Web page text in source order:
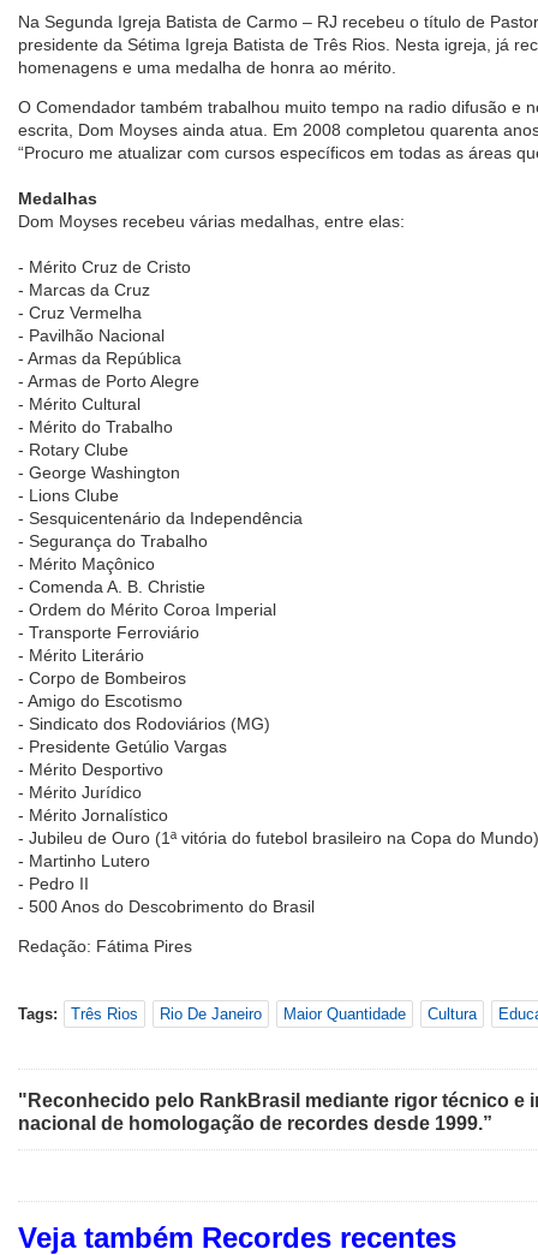
Na Segunda Igreja Batista de Carmo – RJ recebeu o título de
presidente da Sétima Igreja Batista de Três Rios. Nesta igreja, já
homenagens e uma medalha de honra ao mérito.
O Comendador também trabalhou muito tempo na radio difusão e
escrita, Dom Moyses ainda atua. Em 2008 completou quarenta
“Procuro me atualizar com cursos específicos em todas as áreas
Medalhas
Dom Moyses recebeu várias medalhas, entre elas:
- Mérito Cruz de Cristo
- Marcas da Cruz
- Cruz Vermelha
- Pavilhão Nacional
- Armas da República
- Armas de Porto Alegre
- Mérito Cultural
- Mérito do Trabalho
- Rotary Clube
- George Washington
- Lions Clube
- Sesquicentenário da Independência
- Segurança do Trabalho
- Mérito Maçônico
- Comenda A. B. Christie
- Ordem do Mérito Coroa Imperial
- Transporte Ferroviário
- Mérito Literário
- Corpo de Bombeiros
- Amigo do Escotismo
- Sindicato dos Rodoviários (MG)
- Presidente Getúlio Vargas
- Mérito Desportivo
- Mérito Jurídico
- Mérito Jornalístico
- Jubileu de Ouro (1ª vitória do futebol brasileiro na Copa do Mundo)
- Martinho Lutero
- Pedro II
- 500 Anos do Descobrimento do Brasil
Redação: Fátima Pires
Tags: Três Rios Rio De Janeiro Maior Quantidade Cultura
"Reconhecido pelo RankBrasil mediante rigor técnico e
nacional de homologação de recordes desde 1999.”
Veja também Recordes recentes